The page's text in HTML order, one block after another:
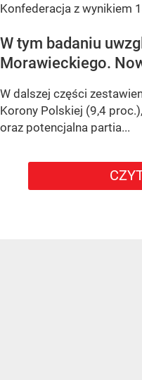
Konfederacja z wynikiem
W tym badaniu
Morawieckiego.
W dalszej części
Korony Polskiej (9,4
oraz potencjalna partia...